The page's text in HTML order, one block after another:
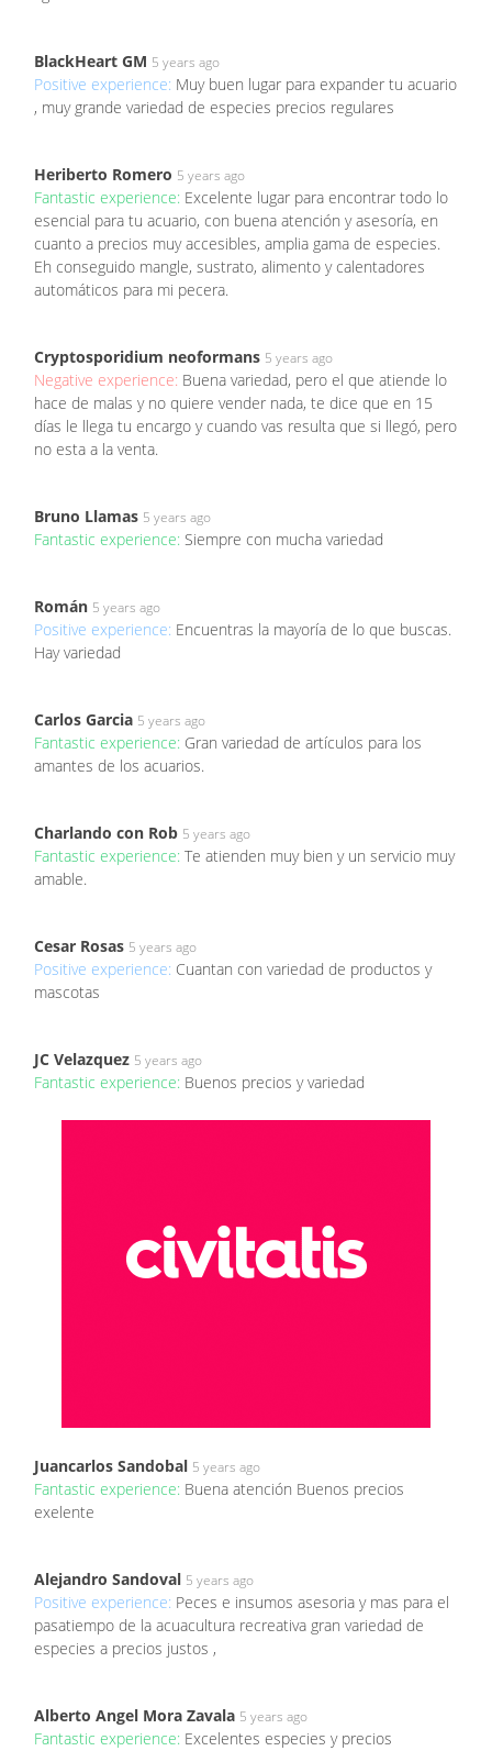
BlackHeart GM 5 years ago
Positive experience: Muy buen lugar para expander tu acuario
, muy grande variedad de especies precios regulares
Heriberto Romero 5 years ago
Fantastic experience: Excelente lugar para encontrar todo lo
esencial para tu acuario, con buena atención y asesoría, en
cuanto a precios muy accesibles, amplia gama de especies.
Eh conseguido mangle, sustrato, alimento y calentadores
automáticos para mi pecera.
Cryptosporidium neoformans 5 years ago
Negative experience: Buena variedad, pero el que atiende lo
hace de malas y no quiere vender nada, te dice que en 15
días le llega tu encargo y cuando vas resulta que si llegó, pero
no esta a la venta.
Bruno Llamas 5 years ago
Fantastic experience: Siempre con mucha variedad
Román 5 years ago
Positive experience: Encuentras la mayoría de lo que buscas.
Hay variedad
Carlos Garcia 5 years ago
Fantastic experience: Gran variedad de artículos para los
amantes de los acuarios.
Charlando con Rob 5 years ago
Fantastic experience: Te atienden muy bien y un servicio muy
amable.
Cesar Rosas 5 years ago
Positive experience: Cuantan con variedad de productos y
mascotas
JC Velazquez 5 years ago
Fantastic experience: Buenos precios y variedad
Juancarlos Sandobal 5 years ago
Fantastic experience: Buena atención Buenos precios
exelente
Alejandro Sandoval 5 years ago
Positive experience: Peces e insumos asesoria y mas para el
pasatiempo de la acuacultura recreativa gran variedad de
especies a precios justos ,
Alberto Angel Mora Zavala 5 years ago
Fantastic experience: Excelentes especies y precios